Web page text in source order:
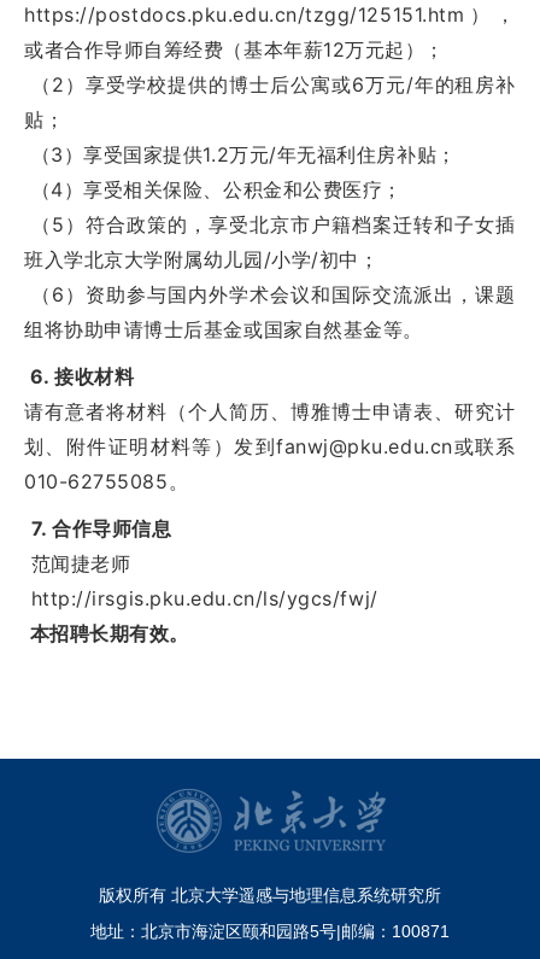
https://postdocs.pku.edu.cn/tzgg/125151.htm），
或者合作导师自筹经费（基本年薪12万元起）；
（2）享受学校提供的博士后公寓或6万元/年的租房补
贴；
（3）享受国家提供1.2万元/年无福利住房补贴；
（4）享受相关保险、公积金和公费医疗；
（5）符合政策的，享受北京市户籍档案迁转和子女插
班入学北京大学附属幼儿园/小学/初中；
（6）资助参与国内外学术会议和国际交流派出，课题
组将协助申请博士后基金或国家自然基金等。
6. 接收材料
请有意者将材料（个人简历、博雅博士申请表、研究计
划、附件证明材料等）发到fanwj@pku.edu.cn或联系
010-62755085。
7. 合作导师信息
范闻捷老师
http://irsgis.pku.edu.cn/ls/ygcs/fwj/
本招聘长期有效。
版权所有 北京大学遥感与地理信息系统研究所
地址：北京市海淀区颐和园路5号|邮编：100871